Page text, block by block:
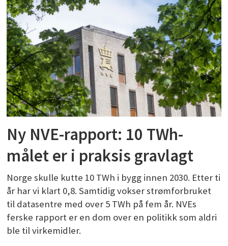
Ny NVE-rapport: 10 TWh-
målet er i praksis gravlagt
Norge skulle kutte 10 TWh i bygg innen 2030. Etter ti
år har vi klart 0,8. Samtidig vokser strømforbruket
til datasentre med over 5 TWh på fem år. NVEs
ferske rapport er en dom over en politikk som aldri
ble til virkemidler.